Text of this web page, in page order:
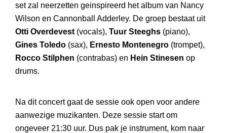
set zal neerzetten geinspireerd het album van Nancy
Wilson en Cannonball Adderley. De groep bestaat uit
Otti Overdevest (vocals), Tuur Steeghs (piano),
Gines Toledo (sax), Ernesto Montenegro (trompet),
Rocco Stilphen (contrabas) en Hein Stinesen op
drums.
Na dit concert gaat de sessie ook open voor andere
aanwezige muzikanten. Deze sessie start om
ongeveer 21:30 uur. Dus pak je instrument, kom naar